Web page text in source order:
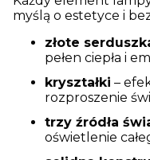
myślą o estetyce i
złote
pełen ciepła i
kryształki –
rozproszenie
trzy źródła
oświetlenie